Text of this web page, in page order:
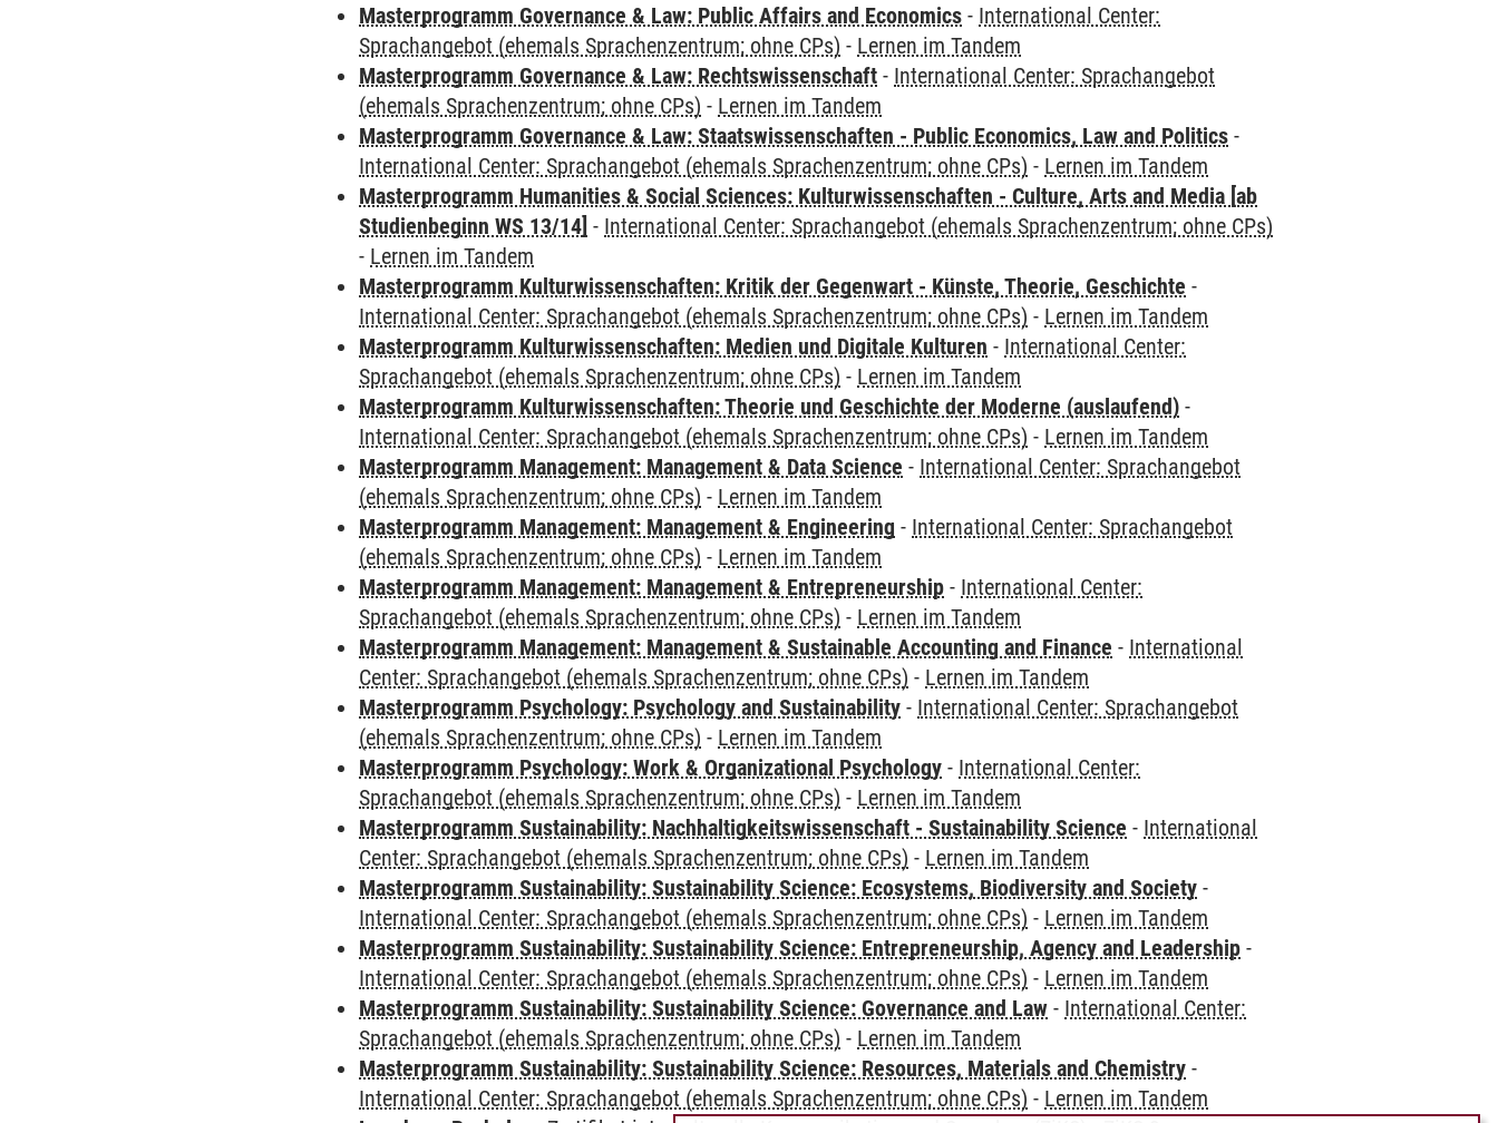
Masterprogramm Governance & Law: Public Affairs and Economics - International Center:
Sprachangebot (ehemals Sprachenzentrum; ohne CPs) - Lernen im Tandem
Masterprogramm Governance & Law: Rechtswissenschaft - International Center: Sprachangebot
(ehemals Sprachenzentrum; ohne CPs) - Lernen im Tandem
Masterprogramm Governance & Law: Staatswissenschaften - Public Economics, Law and Politics -
International Center: Sprachangebot (ehemals Sprachenzentrum; ohne CPs) - Lernen im Tandem
Masterprogramm Humanities & Social Sciences: Kulturwissenschaften - Culture, Arts and Media [ab
Studienbeginn WS 13/14] - International Center: Sprachangebot (ehemals Sprachenzentrum; ohne CPs)
- Lernen im Tandem
Masterprogramm Kulturwissenschaften: Kritik der Gegenwart - Künste, Theorie, Geschichte -
International Center: Sprachangebot (ehemals Sprachenzentrum; ohne CPs) - Lernen im Tandem
Masterprogramm Kulturwissenschaften: Medien und Digitale Kulturen - International Center:
Sprachangebot (ehemals Sprachenzentrum; ohne CPs) - Lernen im Tandem
Masterprogramm Kulturwissenschaften: Theorie und Geschichte der Moderne (auslaufend) -
International Center: Sprachangebot (ehemals Sprachenzentrum; ohne CPs) - Lernen im Tandem
Masterprogramm Management: Management & Data Science - International Center: Sprachangebot
(ehemals Sprachenzentrum; ohne CPs) - Lernen im Tandem
Masterprogramm Management: Management & Engineering - International Center: Sprachangebot
(ehemals Sprachenzentrum; ohne CPs) - Lernen im Tandem
Masterprogramm Management: Management & Entrepreneurship - International Center:
Sprachangebot (ehemals Sprachenzentrum; ohne CPs) - Lernen im Tandem
Masterprogramm Management: Management & Sustainable Accounting and Finance - International
Center: Sprachangebot (ehemals Sprachenzentrum; ohne CPs) - Lernen im Tandem
Masterprogramm Psychology: Psychology and Sustainability - International Center: Sprachangebot
(ehemals Sprachenzentrum; ohne CPs) - Lernen im Tandem
Masterprogramm Psychology: Work & Organizational Psychology - International Center:
Sprachangebot (ehemals Sprachenzentrum; ohne CPs) - Lernen im Tandem
Masterprogramm Sustainability: Nachhaltigkeitswissenschaft - Sustainability Science - International
Center: Sprachangebot (ehemals Sprachenzentrum; ohne CPs) - Lernen im Tandem
Masterprogramm Sustainability: Sustainability Science: Ecosystems, Biodiversity and Society -
International Center: Sprachangebot (ehemals Sprachenzentrum; ohne CPs) - Lernen im Tandem
Masterprogramm Sustainability: Sustainability Science: Entrepreneurship, Agency and Leadership -
International Center: Sprachangebot (ehemals Sprachenzentrum; ohne CPs) - Lernen im Tandem
Masterprogramm Sustainability: Sustainability Science: Governance and Law - International Center:
Sprachangebot (ehemals Sprachenzentrum; ohne CPs) - Lernen im Tandem
Masterprogramm Sustainability: Sustainability Science: Resources, Materials and Chemistry -
International Center: Sprachangebot (ehemals Sprachenzentrum; ohne CPs) - Lernen im Tandem